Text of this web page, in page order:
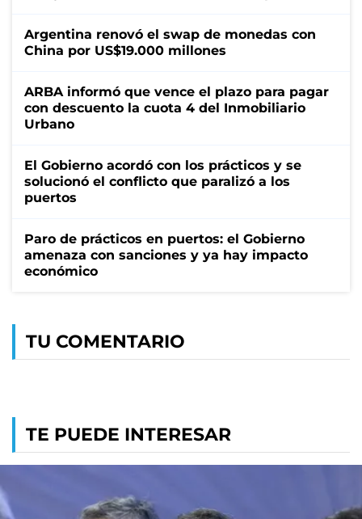
Argentina renovó el swap de monedas con
China por US$19.000 millones
ARBA informó que vence el plazo para pagar
con descuento la cuota 4 del Inmobiliario
Urbano
El Gobierno acordó con los prácticos y se
solucionó el conflicto que paralizó a los
puertos
Paro de prácticos en puertos: el Gobierno
amenaza con sanciones y ya hay impacto
económico
TU COMENTARIO
TE PUEDE INTERESAR